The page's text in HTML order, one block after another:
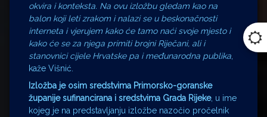
okvira i konteksta. Na ovu izložbu gledam kao na
balon koji leti zrakom i nalazi se u beskonačnosti
interneta i vjerujem kako će tamo naći svoje mjesto i
kako će se za njega primiti brojni Riječani, ali i
stanovnici cijele Hrvatske pa i međunarodna publika
kaže Višnić.
Izložba je osim sredstvima Primorsko-goranske
županije sufinancirana i sredstvima Grada Rijeke, u ime
kojeg je na predstavljanju izložbe nazočio pročelnik